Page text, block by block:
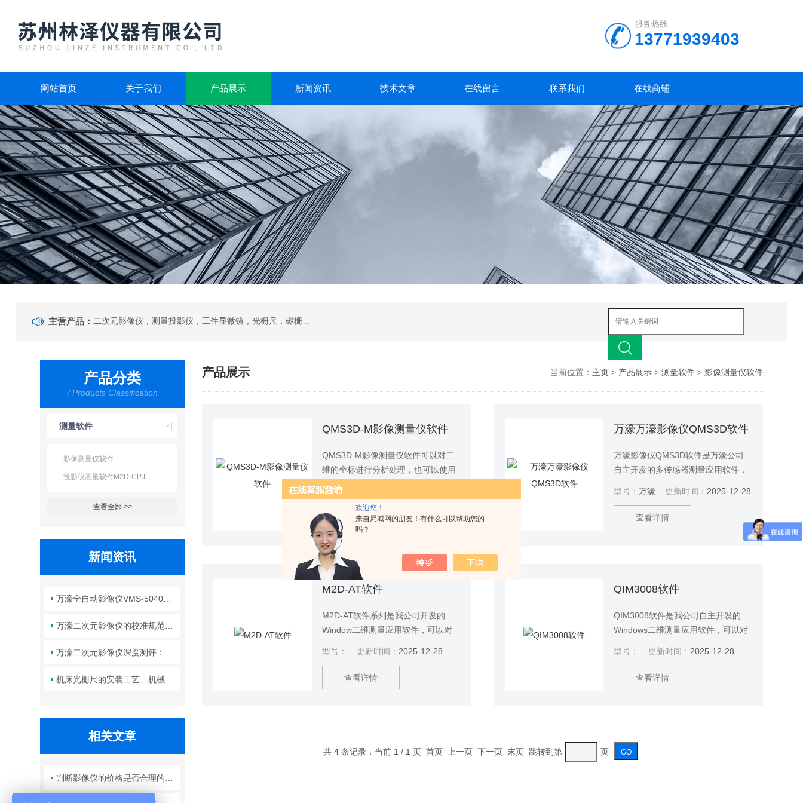
欢迎您！
来自局域网的朋友！有什么可以帮助您的
吗？
服务热线
13771939403
网站首页 关于我们 产品展示 新闻资讯 技术文章 在线留言 联系我们 在线商铺
主营产品：
产品分类
/ Products Classification
测量软件
影像测量仪软件
投影仪测量软件M2D-CPJ
查看全部 >>
新闻资讯
相关文章
产品展示 当前位置： 主页> 产品展示> 测量软件> 影像测量仪软件
QMS3D-M影像测量仪软件
QMS3D-M影像测量仪软件可以对二
维的坐标进行分析处理，也可以使用
探针进行三维几何元素测量，应用于
二次元影像仪，二次元投影仪等设
备，进行对精密制造业零部件尺寸的
测量。
型号：
查看详情
万濠万濠影像仪QMS3D软件
万濠影像仪QMS3D软件是万濠公司
自主开发的多传感器测量应用软件，
析处理和检测，也可以使用探针进行
三维几何元素测量，还可以使用激光
位移器测量平面度和高度。
型号： 万濠更新时间： 2025-12-28
查看详情
M2D-AT软件
M2D-AT软件系列是我公司开发的
Window二维测量应用软件，可以对
理，应用欲各种工模具的逆向工程，
广泛用于具有RS232接口的二维测量
仪器仪表。
型号： 更新时间： 2025-12-28
查看详情
QIM3008软件
QIM3008软件是我公司自主开发的
Windows二维测量应用软件，可以对
和检测，应用于各种精密制造业，如
手机组件、模具、电子、通信、机
械、五金、塑胶、仪表、钟表、
型号： 更新时间： 2025-12-28
查看详情
共 4 条记录，当前 1 / 1 页 首页 上一页 下一页 末页 跳转到第 页